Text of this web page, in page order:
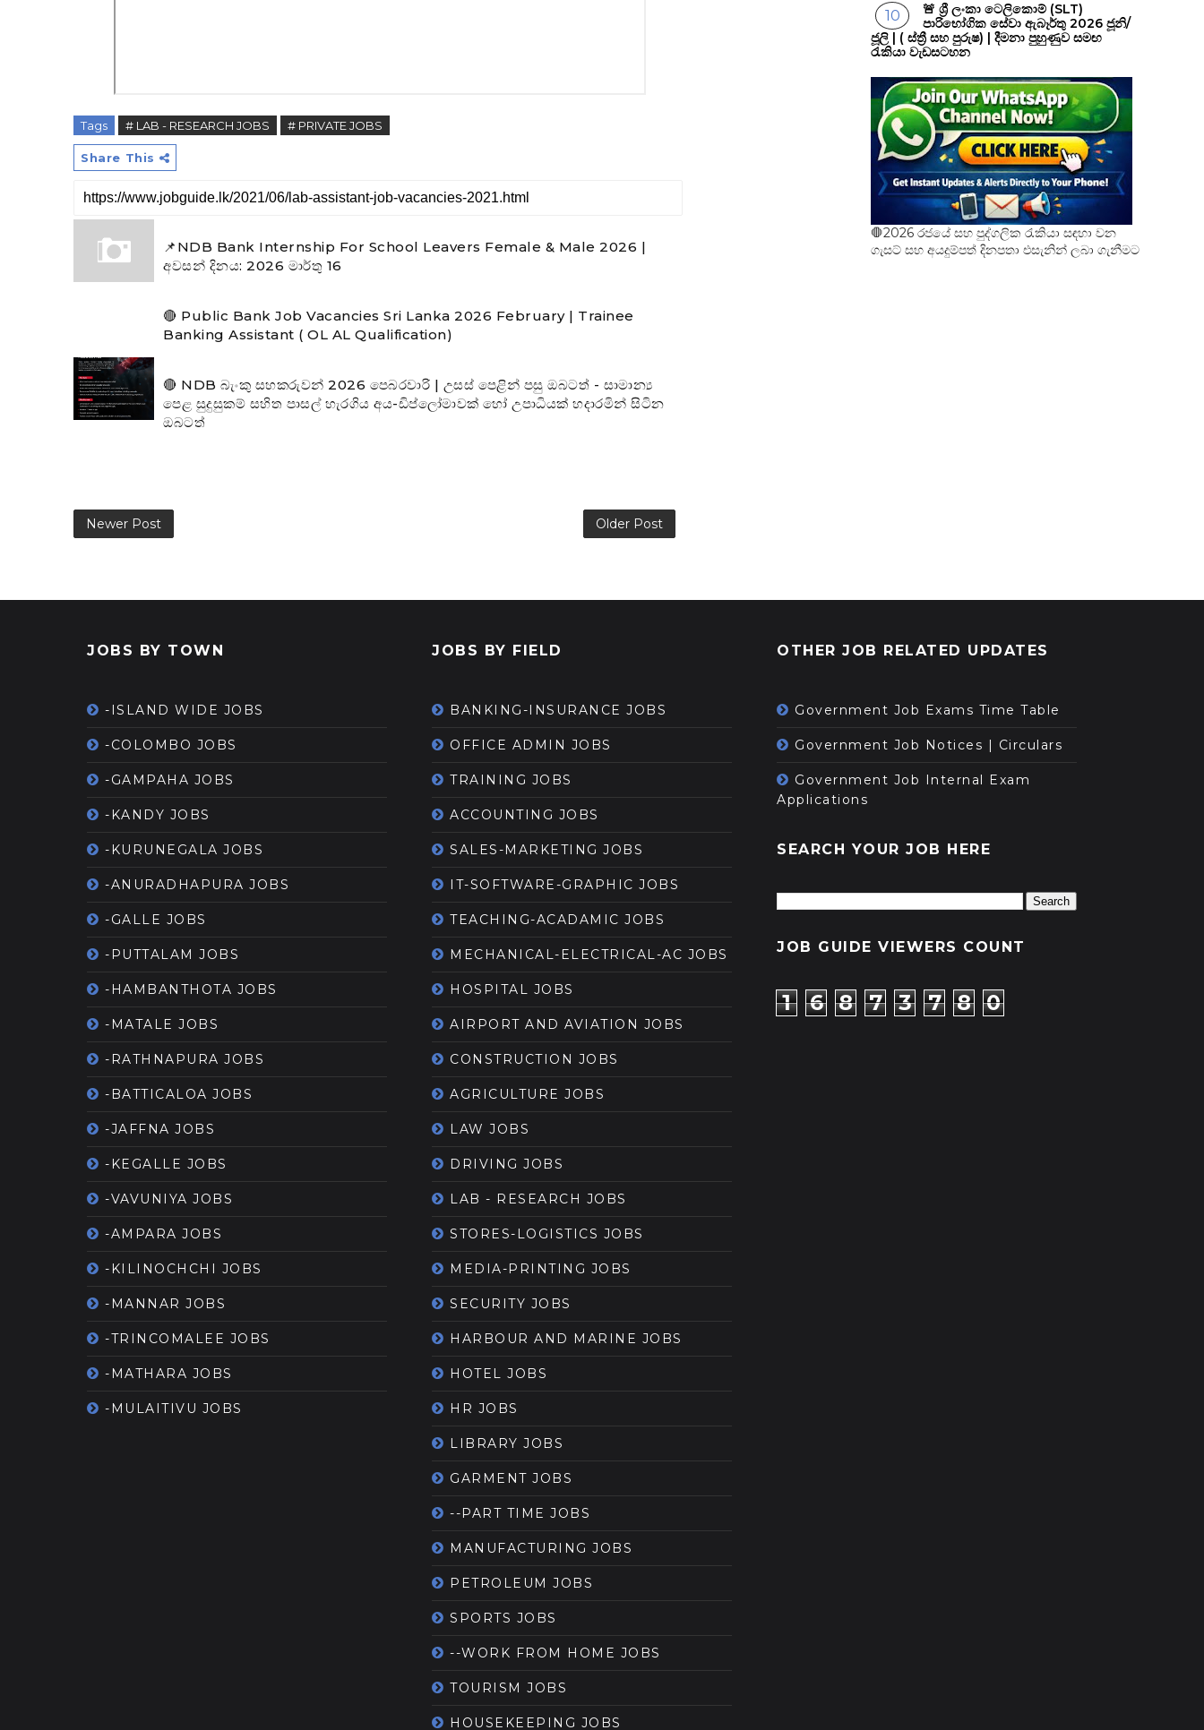
Tags # LAB - RESEARCH JOBS # PRIVATE JOBS
Share This
📌NDB Bank Internship For School Leavers Female & Male 2026 |
අවසන් දිනය: 2026 මාර්තු 16
🔴 Public Bank Job Vacancies Sri Lanka 2026 February | Trainee
Banking Assistant ( OL AL Qualification)
🔴 NDB බැංකු සහකරුවන් 2026 පෙබරවාරි | උසස් පෙළින් පසු ඔබටත් - සාමාන්‍ය
පෙළ සුදුසුකම් සහිත පාසල් හැරගිය අය-ඩිප්ලෝමාවක් හෝ උපාධියක් හදාරමින් සිටින
ඔබටත්
Newer Post Older Post
🚨 ශ්‍රී ලංකා ටෙලිකොම් (SLT)
පාරිභෝගික සේවා ඇබෑර්තු 2026 ජූනි/
ජූලි | ( ස්ත්‍රී සහ පුරුෂ) | දීමනා පුහුණුව සමඟ
රැකියා වැඩසටහන
🛑2026 රජයේ සහ පුද්ගලික රැකියා සඳහා වන
ගැසට් සහ අයදුම්පත් දිනපතා එසැනින් ලබා ගැනීමට
JOBS BY TOWN
-ISLAND WIDE JOBS
-COLOMBO JOBS
-GAMPAHA JOBS
-KANDY JOBS
-KURUNEGALA JOBS
-ANURADHAPURA JOBS
-GALLE JOBS
-PUTTALAM JOBS
-HAMBANTHOTA JOBS
-MATALE JOBS
-RATHNAPURA JOBS
-BATTICALOA JOBS
-JAFFNA JOBS
-KEGALLE JOBS
-VAVUNIYA JOBS
-AMPARA JOBS
-KILINOCHCHI JOBS
-MANNAR JOBS
-TRINCOMALEE JOBS
-MATHARA JOBS
-MULAITIVU JOBS
JOBS BY FIELD
BANKING-INSURANCE JOBS
OFFICE ADMIN JOBS
TRAINING JOBS
ACCOUNTING JOBS
SALES-MARKETING JOBS
IT-SOFTWARE-GRAPHIC JOBS
TEACHING-ACADAMIC JOBS
MECHANICAL-ELECTRICAL-AC JOBS
HOSPITAL JOBS
AIRPORT AND AVIATION JOBS
CONSTRUCTION JOBS
AGRICULTURE JOBS
LAW JOBS
DRIVING JOBS
LAB - RESEARCH JOBS
STORES-LOGISTICS JOBS
MEDIA-PRINTING JOBS
SECURITY JOBS
HARBOUR AND MARINE JOBS
HOTEL JOBS
HR JOBS
LIBRARY JOBS
GARMENT JOBS
--PART TIME JOBS
MANUFACTURING JOBS
PETROLEUM JOBS
SPORTS JOBS
--WORK FROM HOME JOBS
TOURISM JOBS
HOUSEKEEPING JOBS
OTHER JOB RELATED UPDATES
Government Job Exams Time Table
Government Job Notices | Circulars
Government Job Internal Exam
Applications
SEARCH YOUR JOB HERE
JOB GUIDE VIEWERS COUNT
1 6 8 7 3 7 8 0